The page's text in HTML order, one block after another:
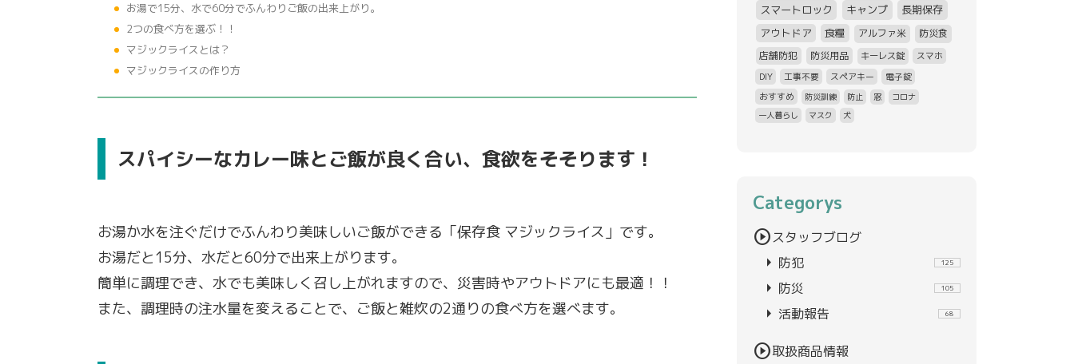
お湯で15分、水で60分でふんわりご飯の出来上がり。
2つの食べ方を選ぶ！！
マジックライスとは？
マジックライスの作り方
スパイシーなカレー味とご飯が良く合い、食欲をそそります！
お湯か水を注ぐだけでふんわり美味しいご飯ができる「保存食 マジックライス」です。
お湯だと15分、水だと60分で出来上がります。
簡単に調理でき、水でも美味しく召し上がれますので、災害時やアウトドアにも最適！！
また、調理時の注水量を変えることで、ご飯と雑炊の2通りの食べ方を選べます。
スマートロック
キャンプ
長期保存
アウトドア
食糧 アルファ米
防災食
店舗防犯
防災用品 キーレス錠
スマホ
DIY
工事不要 スペアキー
電子錠
おすすめ
防災訓練 防止 窓
コロナ
一人暮らし
マスク 犬
Categorys
play_circleスタッフブログ
arrow_right 防犯 125
arrow_right 防災 105
arrow_right 活動報告 68
play_circle取扱商品情報